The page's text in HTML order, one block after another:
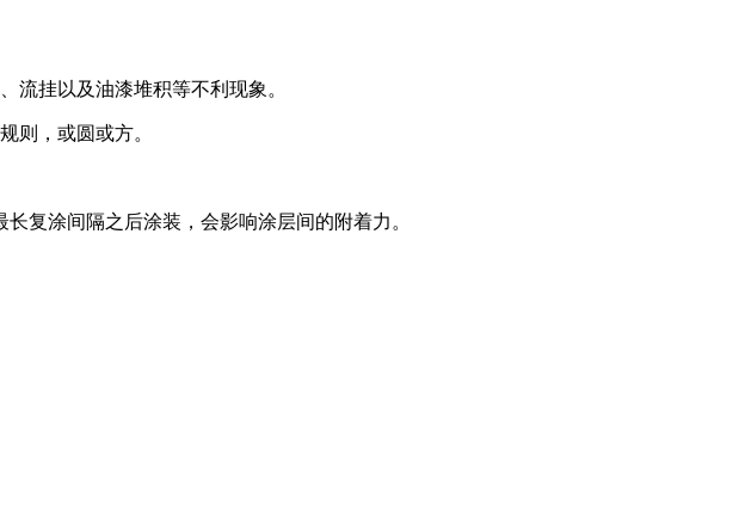
流挂以及油漆堆积等不利现象。
则，或圆或方。
复涂间隔之后涂装，会影响涂层间的附着力。